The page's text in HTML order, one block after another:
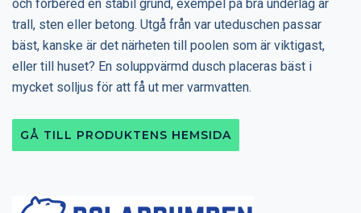
och förbered en stabil grund, exempel på bra underlag är
trall, sten eller betong. Utgå från var uteduschen passar
bäst, kanske är det närheten till poolen som är viktigast,
eller till huset? En soluppvärmd dusch placeras bäst i
mycket solljus för att få ut mer varmvatten.
GÅ TILL PRODUKTENS HEMSIDA